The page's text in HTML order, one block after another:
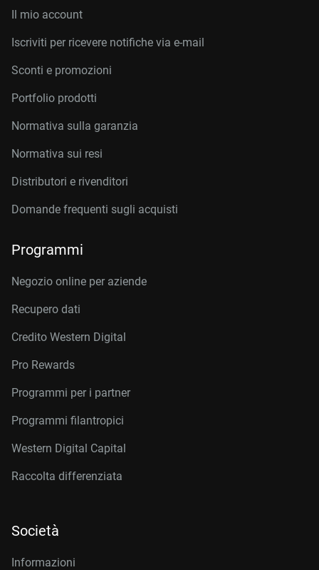
Il mio account
Iscriviti per ricevere notifiche via e-mail
Sconti e promozioni
Portfolio prodotti
Normativa sulla garanzia
Normativa sui resi
Distributori e rivenditori
Domande frequenti sugli acquisti
Programmi
Negozio online per aziende
Recupero dati
Credito Western Digital
Pro Rewards
Programmi per i partner
Programmi filantropici
Western Digital Capital
Raccolta differenziata
Società
Informazioni